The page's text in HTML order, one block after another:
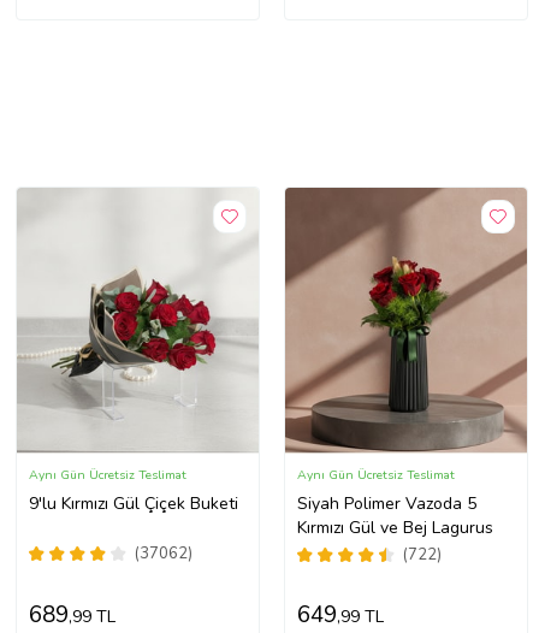
9'lu Kırmızı Gül Çiçek Buketi
(37062)
Aynı Gün Ücretsiz Teslimat
689,99 TL
Siyah Polimer Vazoda 5
Kırmızı Gül ve Bej Lagurus
(722)
Aynı Gün Ücretsiz Teslimat
649,99 TL